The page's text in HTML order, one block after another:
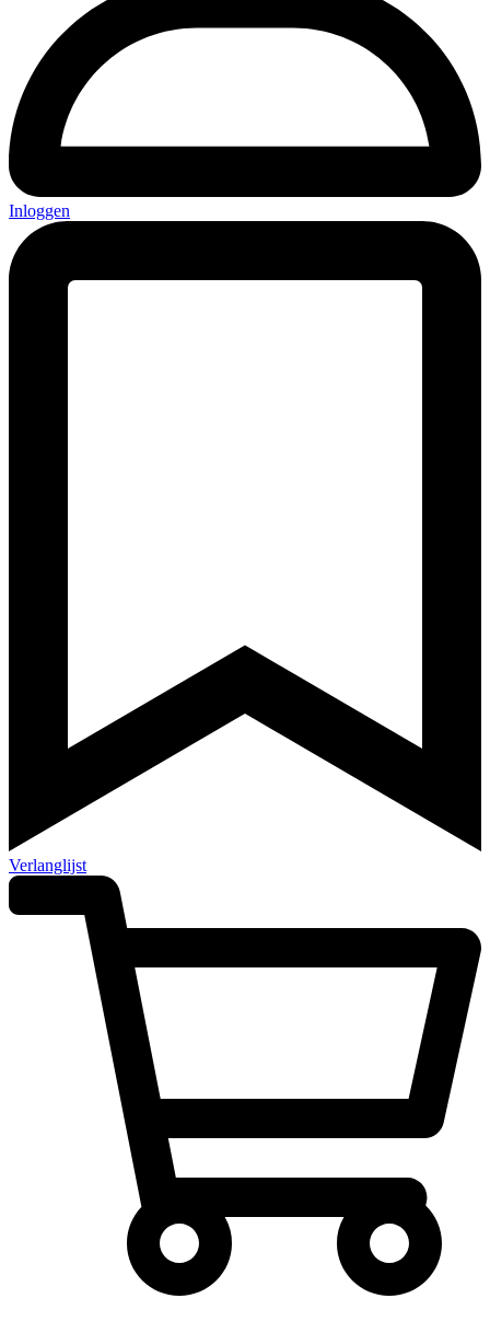
Inloggen
Verlanglijst